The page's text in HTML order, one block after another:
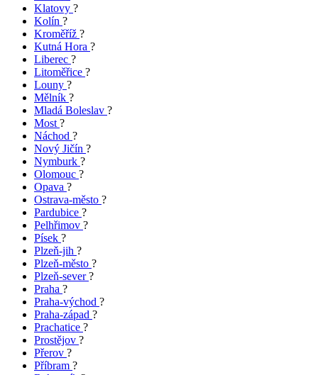
Klatovy ?
Kolín ?
Kroměříž ?
Kutná Hora ?
Liberec ?
Litoměřice ?
Louny ?
Mělník ?
Mladá Boleslav ?
Most ?
Náchod ?
Nový Jičín ?
Nymburk ?
Olomouc ?
Opava ?
Ostrava-město ?
Pardubice ?
Pelhřimov ?
Písek ?
Plzeň-jih ?
Plzeň-město ?
Plzeň-sever?
Praha ?
Praha-východ ?
Praha-západ ?
Prachatice ?
Prostějov ?
Přerov ?
Příbram ?